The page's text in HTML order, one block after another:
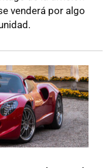
venderá por algo